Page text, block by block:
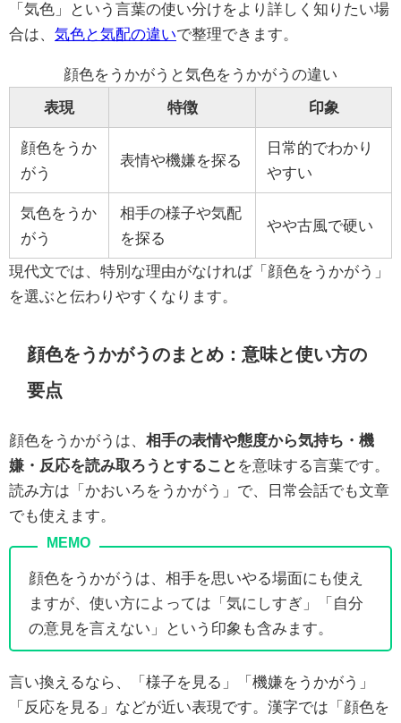
「気色」という言葉の使い分けをより詳しく知りたい場
合は、 気色と気配の違いで整理できます。
顔色をうかがうと気色をうかがうの違い
表現 特徴 印象
顔色をうか
がう
表情や機嫌を探る
日常的でわかり
やすい
気色をうか
がう
相手の様子や気配
を探る
やや古風で硬い
現代文では、特別な理由がなければ「顔色をうかがう」
を選ぶと伝わりやすくなります。
顔色をうかがうのまとめ：意味と使い方の
要点
顔色をうかがうは、 相手の表情や態度から気持ち・機
嫌・反応を読み取ろうとすること を意味する言葉です。
読み方は「かおいろをうかがう」で、日常会話でも文章
でも使えます。
顔色をうかがうは、相手を思いやる場面にも使え
ますが、使い方によっては「気にしすぎ」「自分
の意見を言えない」という印象も含みます。
言い換えるなら、「様子を見る」「機嫌をうかがう」
「反応を見る」などが近い表現です。漢字では「顔色を